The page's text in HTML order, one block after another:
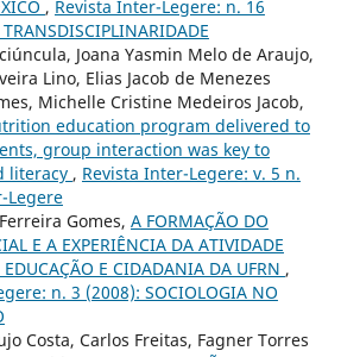
, Revista Inter-Legere: n. 16
Joana Yasmin Melo de Araujo,
Lino, Elias Jacob de Menezes
Michelle Cristine Medeiros Jacob,
education program delivered to
group interaction was key to
literacy , Revista Inter-Legere: v. 5 n.
Legere
Gomes, A FORMAÇÃO DO
E A EXPERIÊNCIA DA ATIVIDADE
E CIDADANIA DA UFRN ,
n. 3 (2008): SOCIOLOGIA NO
Costa, Carlos Freitas, Fagner Torres